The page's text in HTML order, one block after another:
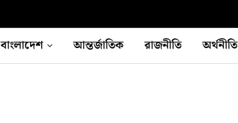
বাংলাদেশ আন্তর্জাতিক রাজনীতি অর্থনীতি